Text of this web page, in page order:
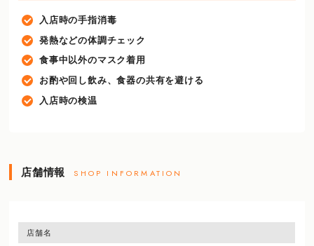
入店時の手指消毒
発熱などの体調チェック
食事中以外のマスク着用
お酌や回し飲み、食器の共有を避ける
入店時の検温
店舗情報 SHOP INFORMATION
店舗名